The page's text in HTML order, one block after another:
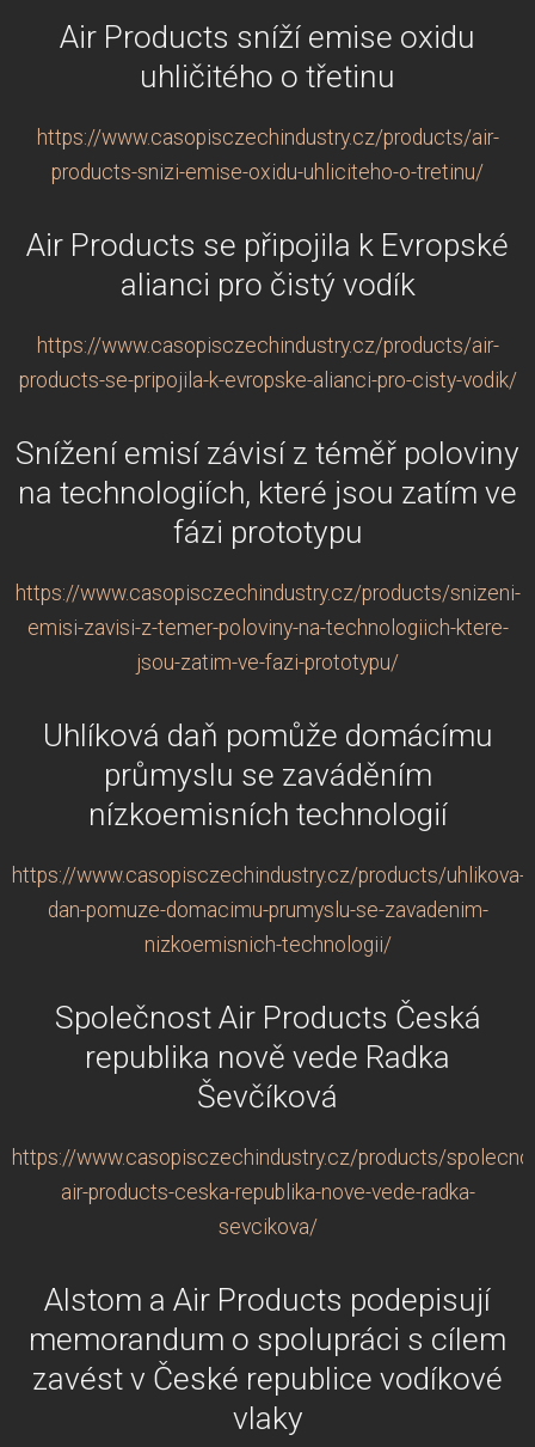
Air Products sníží emise oxidu
uhličitého o třetinu
https://www.casopisczechindustry.cz/products/air-
products-snizi-emise-oxidu-uhliciteho-o-tretinu/
Air Products se připojila k Evropské
alianci pro čistý vodík
https://www.casopisczechindustry.cz/products/air-
products-se-pripojila-k-evropske-alianci-pro-cisty-vodik/
Snížení emisí závisí z téměř poloviny
na technologiích, které jsou zatím ve
fázi prototypu
https://www.casopisczechindustry.cz/products/snizeni-
emisi-zavisi-z-temer-poloviny-na-technologiich-ktere-
jsou-zatim-ve-fazi-prototypu/
Uhlíková daň pomůže domácímu
průmyslu se zaváděním
nízkoemisních technologií
https://www.casopisczechindustry.cz/products/uhlikova-
dan-pomuze-domacimu-prumyslu-se-zavadenim-
nizkoemisnich-technologii/
Společnost Air Products Česká
republika nově vede Radka
Ševčíková
https://www.casopisczechindustry.cz/products/
air-products-ceska-republika-nove-vede-radka-
sevcikova/
Alstom a Air Products podepisují
memorandum o spolupráci s cílem
zavést v České republice vodíkové
vlaky